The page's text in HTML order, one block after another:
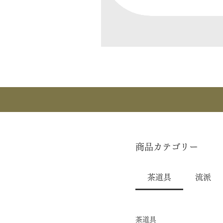
商品カテゴリー
茶道具 流派
茶道具